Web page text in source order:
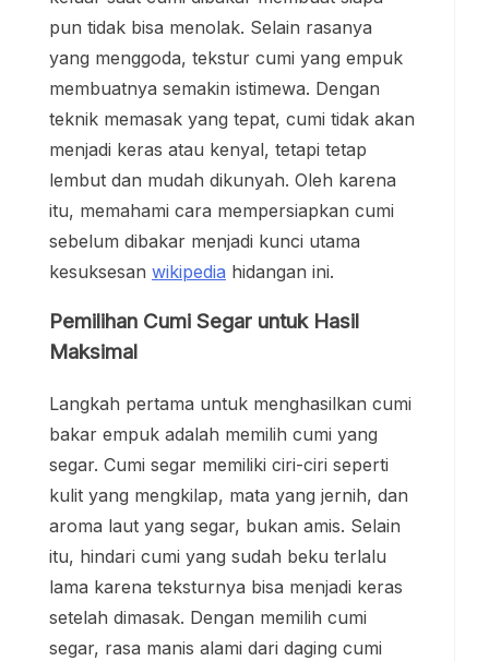
pun tidak bisa menolak. Selain rasanya
yang menggoda, tekstur cumi yang empuk
membuatnya semakin istimewa. Dengan
teknik memasak yang tepat, cumi tidak akan
menjadi keras atau kenyal, tetapi tetap
lembut dan mudah dikunyah. Oleh karena
itu, memahami cara mempersiapkan cumi
sebelum dibakar menjadi kunci utama
kesuksesan wikipedia hidangan ini.
Pemilihan Cumi Segar untuk Hasil
Maksimal
Langkah pertama untuk menghasilkan cumi
bakar empuk adalah memilih cumi yang
segar. Cumi segar memiliki ciri-ciri seperti
kulit yang mengkilap, mata yang jernih, dan
aroma laut yang segar, bukan amis. Selain
itu, hindari cumi yang sudah beku terlalu
lama karena teksturnya bisa menjadi keras
setelah dimasak. Dengan memilih cumi
segar, rasa manis alami dari daging cumi